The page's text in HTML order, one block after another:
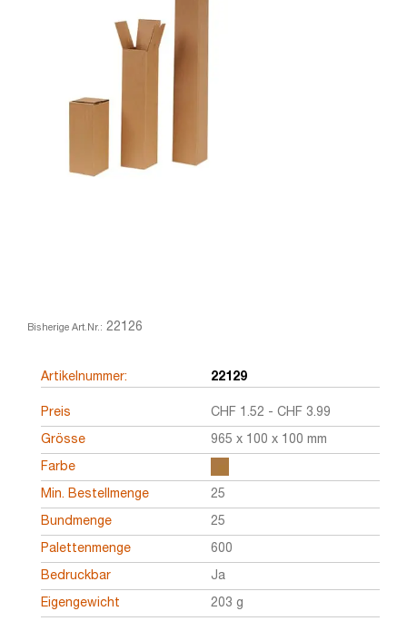
Bisherige Art.Nr.: 22126
Artikelnummer: 22129
Preis CHF 1.52 - CHF 3.99
Grösse 965 x 100 x 100 mm
Farbe
Min. Bestellmenge 25
Bundmenge 25
Palettenmenge 600
Bedruckbar Ja
Eigengewicht 203 g